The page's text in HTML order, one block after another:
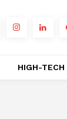
HIGH-TECH